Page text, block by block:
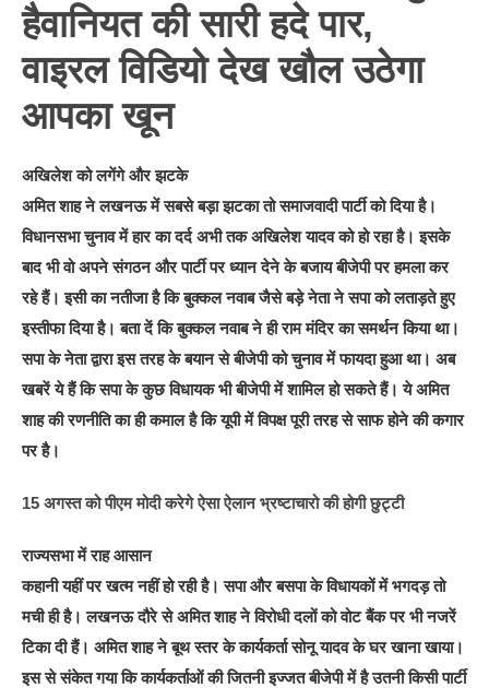
हैवानियत की सारी हदे पार,
वाइरल विडियो देख खौल उठेगा
आपका खून
अखिलेश को लगेंगे और झटके
अमित शाह ने लखनऊ में सबसे बड़ा झटका तो समाजवादी पार्टी को दिया है।
विधानसभा चुनाव में हार का दर्द अभी तक अखिलेश यादव को हो रहा है। इसके
बाद भी वो अपने संगठन और पार्टी पर ध्यान देने के बजाय बीजेपी पर हमला कर
रहे हैं। इसी का नतीजा है कि बुक्कल नवाब जैसे बड़े नेता ने सपा को लताड़ते हुए
इस्तीफा दिया है। बता दें कि बुक्कल नवाब ने ही राम मंदिर का समर्थन किया था।
सपा के नेता द्वारा इस तरह के बयान से बीजेपी को चुनाव में फायदा हुआ था। अब
खबरें ये हैं कि सपा के कुछ विधायक भी बीजेपी में शामिल हो सकते हैं। ये अमित
शाह की रणनीति का ही कमाल है कि यूपी में विपक्ष पूरी तरह से साफ होने की कगार
पर है।
15 अगस्त को पीएम मोदी करेगे ऐसा ऐलान भ्रष्टाचारो की होगी छुट्टी
राज्यसभा में राह आसान
कहानी यहीं पर खत्म नहीं हो रही है। सपा और बसपा के विधायकों में भगदड़ तो
मची ही है। लखनऊ दौरे से अमित शाह ने विरोधी दलों को वोट बैंक पर भी नजरें
टिका दी हैं। अमित शाह ने बूथ स्तर के कार्यकर्ता सोनू यादव के घर खाना खाया।
इस से संकेत गया कि कार्यकर्ताओं की जितनी इज्जत बीजेपी में है उतनी किसी पार्टी